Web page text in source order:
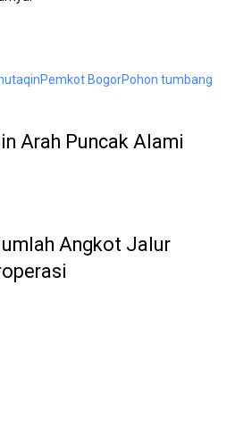
Pemkot BogorPohon tumbang
Arah Puncak Alami
Angkot Jalur